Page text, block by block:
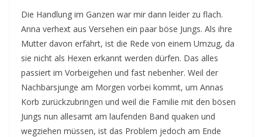
Die Handlung im Ganzen war mir dann leider zu flach.
Anna verhext aus Versehen ein paar böse Jungs. Als ihre
Mutter davon erfährt, ist die Rede von einem Umzug, da
sie nicht als Hexen erkannt werden dürfen. Das alles
passiert im Vorbeigehen und fast nebenher. Weil der
Nachbarsjunge am Morgen vorbei kommt, um Annas
Korb zurückzubringen und weil die Familie mit den bösen
Jungs nun allesamt am laufenden Band quaken und
wegziehen müssen, ist das Problem jedoch am Ende